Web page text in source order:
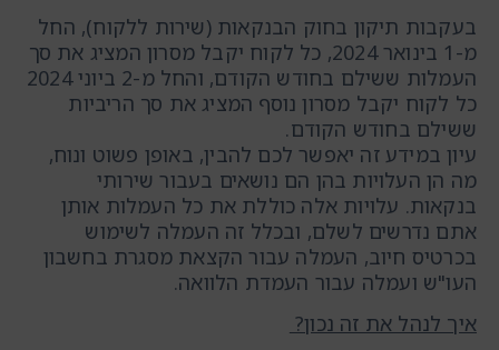
בעקבות תיקון בחוק הבנקאות (שירות ללקוח), החל
מ-1 בינואר 2024, כל לקוח יקבל מסרון המציג את סך
העמלות ששילם בחודש הקודם, והחל מ-2 ביוני 2024
כל לקוח יקבל מסרון נוסף המציג את סך הריביות
ששילם בחודש הקודם.
עיון במידע זה יאפשר לכם להבין, באופן פשוט ונוח,
מה הן העלויות בהן הם נושאים בעבור שירותי
בנקאות. עלויות אלה כוללת את כל העמלות אותן
אתם נדרשים לשלם, ובכלל זה העמלה לשימוש
בכרטיס חיוב, העמלה עבור הקצאת מסגרת בחשבון
העו"ש ועמלה עבור העמדת הלוואה.
איך לנהל את זה נכון?